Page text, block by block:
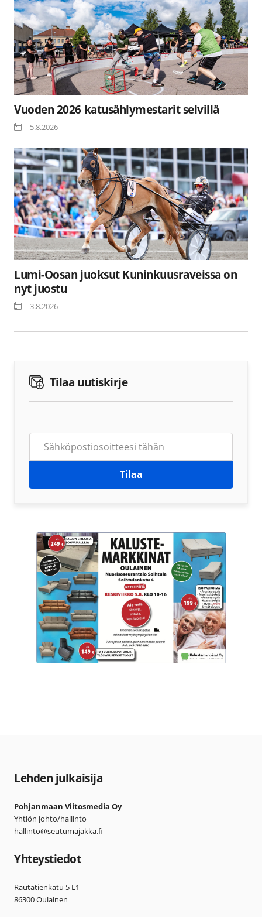
Vuoden 2026 katusählymestarit selvillä
5.8.2026
Lumi-Oosan juoksut Kuninkuusraveissa on
nyt juostu
3.8.2026
Tilaa uutiskirje
Tilaa
Lehden julkaisija
Pohjanmaan Viitosmedia Oy
Yhtiön johto/hallinto
hallinto@seutumajakka.fi
Yhteystiedot
Rautatienkatu 5 L1
86300 Oulainen